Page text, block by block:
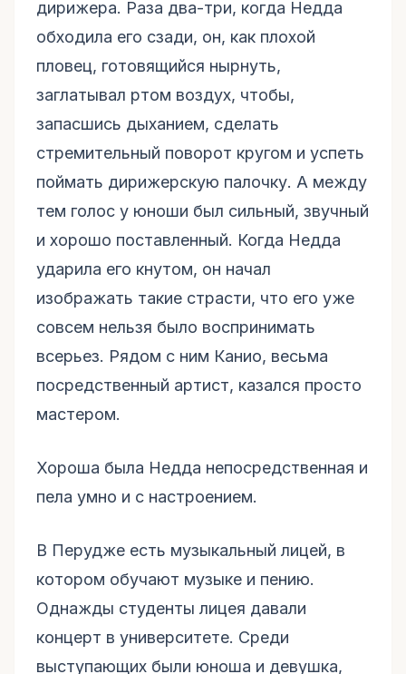
дирижера. Раза два-три, когда Недда
обходила его сзади, он, как плохой
пловец, готовящийся нырнуть,
заглатывал ртом воздух, чтобы,
запасшись дыханием, сделать
стремительный поворот кругом и успеть
поймать дирижерскую палочку. А между
тем голос у юноши был сильный, звучный
и хорошо поставленный. Когда Недда
ударила его кнутом, он начал
изображать такие страсти, что его уже
совсем нельзя было воспринимать
всерьез. Рядом с ним Канио, весьма
посредственный артист, казался просто
мастером.
Хороша была Недда непосредственная и
пела умно и с настроением.
В Перудже есть музыкальный лицей, в
котором обучают музыке и пению.
Однажды студенты лицея давали
концерт в университете. Среди
выступающих были юноша и девушка,